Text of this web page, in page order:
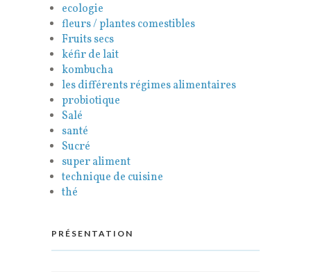
ecologie
fleurs / plantes comestibles
Fruits secs
kéfir de lait
kombucha
les différents régimes alimentaires
probiotique
Salé
santé
Sucré
super aliment
technique de cuisine
thé
PRÉSENTATION